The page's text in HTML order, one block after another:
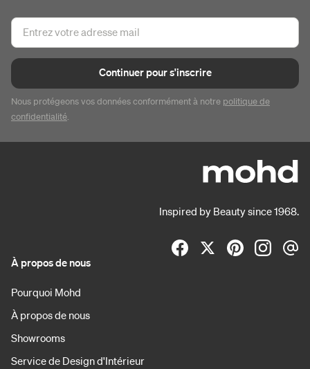
Continuer pour s'inscrire
Nous protégeons vos données conformément à notre politique de
confidentialité.
Inspired by Beauty since 1968.
À propos de nous
Pourquoi Mohd
À propos de nous
Showrooms
Service de Design d'Intérieur